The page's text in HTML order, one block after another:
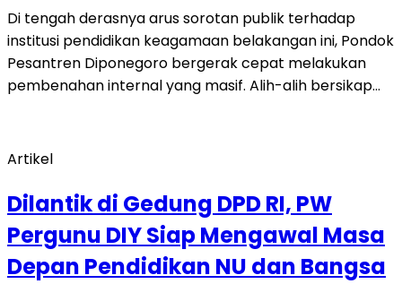
Di tengah derasnya arus sorotan publik terhadap
institusi pendidikan keagamaan belakangan ini, Pondok
Pesantren Diponegoro bergerak cepat melakukan
pembenahan internal yang masif. Alih-alih bersikap…
Artikel
Dilantik di Gedung DPD RI, PW
Pergunu DIY Siap Mengawal Masa
Depan Pendidikan NU dan Bangsa